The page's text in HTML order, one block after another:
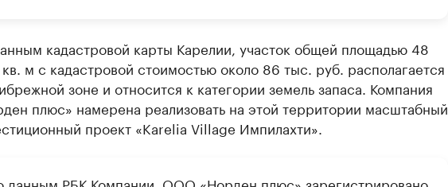
кадастровой карты Карелии, участок общей площадью 48
м с кадастровой стоимостью около 86 тыс. руб. располагается
зоне и относится к категории земель запаса. Компания
плюс» намерена реализовать на этой территории масштабный
проект «Karelia Village Импилахти».